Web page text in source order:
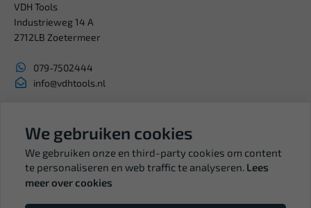
VDH Tools
Industrieweg 14 A
2712LB Zoetermeer
079-7502444
info@vdhtools.nl
BTW: NL819958657B01
We gebruiken cookies
We gebruiken onze en third-party cookies om content
te personaliseren en web traffic te analyseren. Lees
meer over cookies